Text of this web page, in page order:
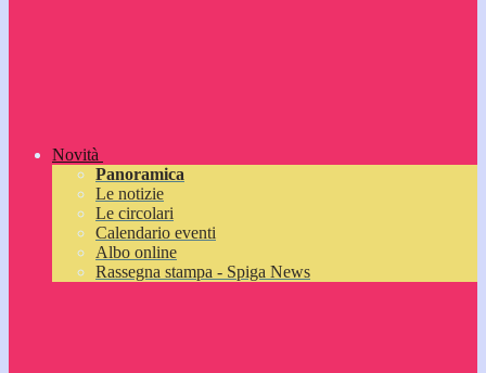
Novità
Panoramica
Le notizie
Le circolari
Calendario eventi
Albo online
Rassegna stampa - Spiga News